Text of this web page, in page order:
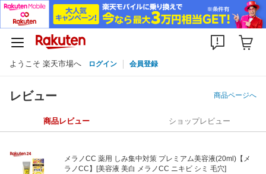
ようこそ 楽天市場へ ログイン 会員登録
レビュー 商品ページへ
商品レビュー ショップレビュー
メラノCC 薬用 しみ集中対策 プレミアム美容液(20ml)【メ
ラノCC】[美容液 美白 メラノCC ニキビ シミ 毛穴]